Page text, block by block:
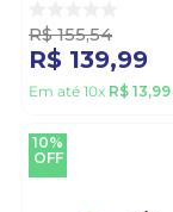
R$ 155,54
R$ 139,99
Em até 10x R$ 13,99
10%
OFF